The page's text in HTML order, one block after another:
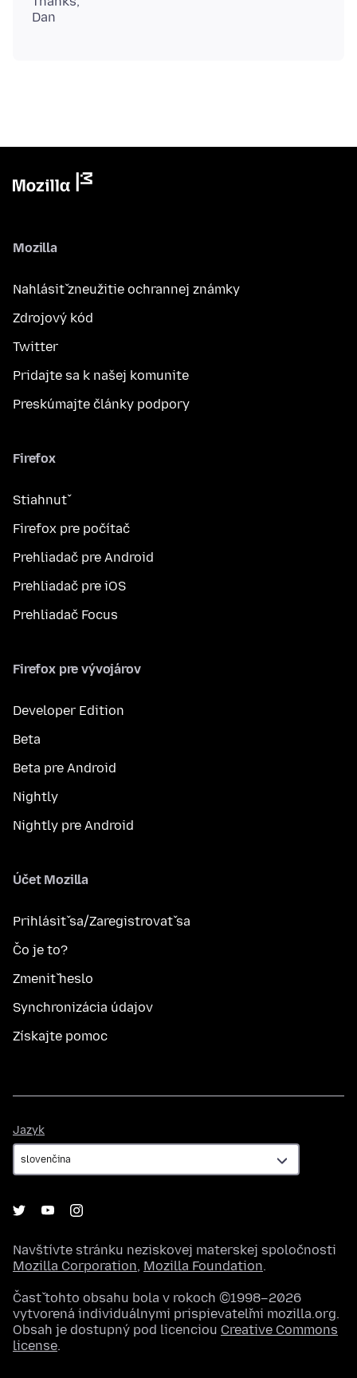
Mozilla
Nahlásiť zneužitie ochrannej známky
Zdrojový kód
Twitter
Pridajte sa k našej komunite
Preskúmajte články podpory
Firefox
Stiahnuť
Firefox pre počítač
Prehliadač pre Android
Prehliadač pre iOS
Prehliadač Focus
Firefox pre vývojárov
Developer Edition
Beta
Beta pre Android
Nightly
Nightly pre Android
Účet Mozilla
Prihlásiť sa/Zaregistrovať sa
Čo je to?
Zmeniť heslo
Synchronizácia údajov
Získajte pomoc
Jazyk
Navštívte stránku neziskovej materskej spoločnosti
Mozilla Corporation, Mozilla Foundation.
Časť tohto obsahu bola v rokoch ©1998–2026
vytvorená individuálnymi prispievateľmi mozilla.org.
Obsah je dostupný pod licenciou Creative Commons
license.